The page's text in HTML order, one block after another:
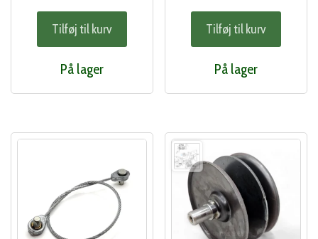
Tilføj til kurv
På lager
Tilføj til kurv
På lager